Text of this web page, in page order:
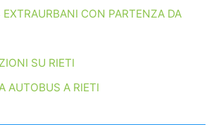
CON PARTENZA DA
SU RIETI
AUTOBUS A RIETI